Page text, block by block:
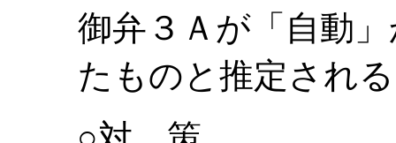
御弁３Ａが「自動
たものと推定され